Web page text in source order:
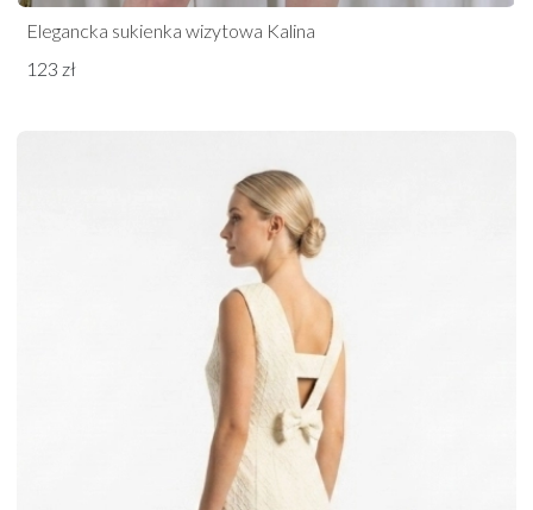
Elegancka sukienka wizytowa Kalina
123 zł